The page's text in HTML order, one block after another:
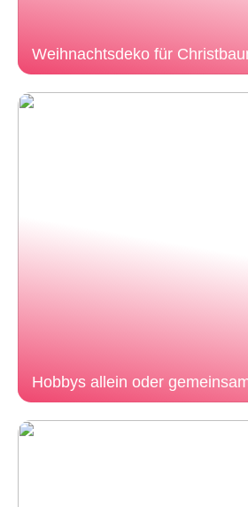
Weihnachtsdeko für
Hobbys allein oder